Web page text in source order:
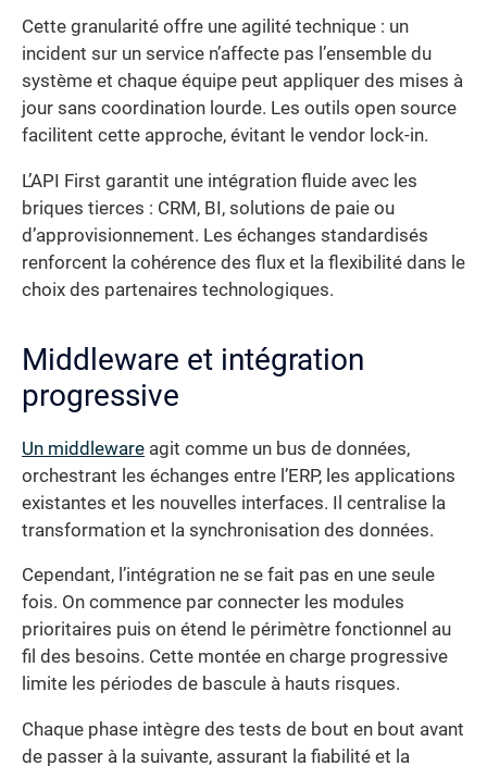
Cette granularité offre une agilité technique : un
incident sur un service n’affecte pas l’ensemble du
système et chaque équipe peut appliquer des mises à
jour sans coordination lourde. Les outils open source
facilitent cette approche, évitant le vendor lock-in.
L’API First garantit une intégration fluide avec les
briques tierces : CRM, BI, solutions de paie ou
d’approvisionnement. Les échanges standardisés
renforcent la cohérence des flux et la flexibilité dans le
choix des partenaires technologiques.
Middleware et intégration
progressive
Un middleware agit comme un bus de données,
orchestrant les échanges entre l’ERP, les applications
existantes et les nouvelles interfaces. Il centralise la
transformation et la synchronisation des données.
Cependant, l’intégration ne se fait pas en une seule
fois. On commence par connecter les modules
prioritaires puis on étend le périmètre fonctionnel au
fil des besoins. Cette montée en charge progressive
limite les périodes de bascule à hauts risques.
Chaque phase intègre des tests de bout en bout avant
de passer à la suivante, assurant la fiabilité et la